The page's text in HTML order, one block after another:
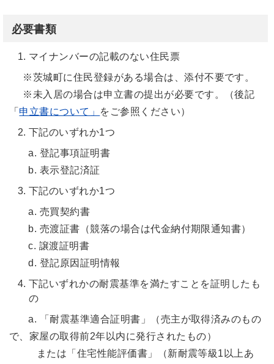
必要書類
マイナンバーの記載のない住民票
※茨城町に住民登録がある場合は、添付不要です。
※未入居の場合は申立書の提出が必要です。（後記
「 申立書について」 をご参照ください）
下記のいずれか1つ
a. 登記事項証明書
b. 表示登記済証
下記のいずれか1つ
a. 売買契約書
b. 売渡証書（競落の場合は代金納付期限通知書）
c. 譲渡証明書
d. 登記原因証明情報
下記いずれかの耐震基準を満たすことを証明したも
の
a. 「耐震基準適合証明書」（売主が取得済みのもの
で、家屋の取得前2年以内に発行されたもの）
または「住宅性能評価書」（新耐震等級1以上あ